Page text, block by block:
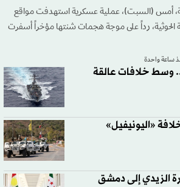
أمس (السبت)، عملية عسكرية استهدفت مواقع
الحوثية، رداً على موجة هجمات شنتها مؤخراً أسفرت
ساعة واحدة
وسط خلافات عالقة
«اليونيفيل»
الزيدي إلى دمشق